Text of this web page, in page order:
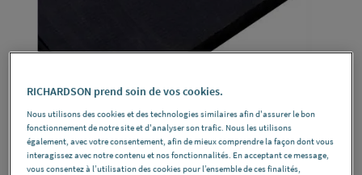
RICHARDSON prend soin de vos cookies.
Nous utilisons des cookies et des technologies similaires afin d'assurer le bon
fonctionnement de notre site et d'analyser son trafic. Nous les utilisons
également, avec votre consentement, afin de mieux comprendre la façon dont vous
interagissez avec notre contenu et nos fonctionnalités. En acceptant ce message,
vous consentez à l’utilisation des cookies pour l’ensemble de ces finalités,